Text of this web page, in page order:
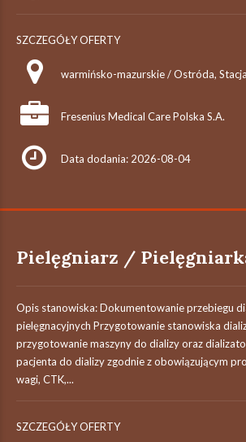
SZCZEGÓŁY OFERTY
warmińsko-mazurskie / Ostróda,
Fresenius Medical Care Polska S.A.
Data dodania: 2026-08-04
Pielęgniarz /
Opis stanowiska: Dokumentowanie przebiegu
pielęgnacyjnych Przygotowanie stanowiska
przygotowanie maszyny do dializy oraz
pacjenta do dializy zgodnie z obowiązującym
wagi, CTK,...
SZCZEGÓŁY OFERTY